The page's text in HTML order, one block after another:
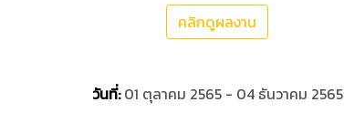
คลิกดูผลงาน
วันที่:01 ตุลาคม 2565 - 04 ธันวาคม 2565